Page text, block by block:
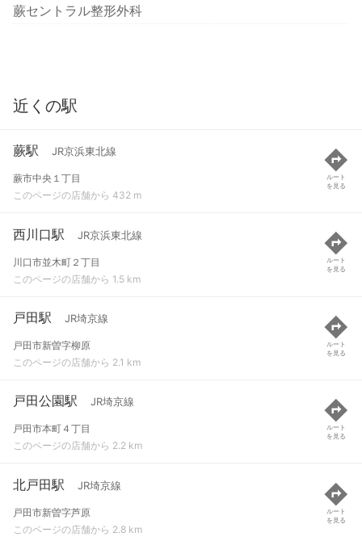
蕨セントラル整形外科
近くの駅
蕨駅 JR京浜東北線
蕨市中央１丁目
このページの店舗から 432 m
ルート
を見る
西川口駅 JR京浜東北線
川口市並木町２丁目
このページの店舗から 1.5 km
ルート
を見る
戸田駅 JR埼京線
戸田市新曽字柳原
このページの店舗から 2.1 km
ルート
を見る
戸田公園駅 JR埼京線
戸田市本町４丁目
このページの店舗から 2.2 km
ルート
を見る
北戸田駅 JR埼京線
戸田市新曽字芦原
このページの店舗から 2.8 km
ルート
を見る